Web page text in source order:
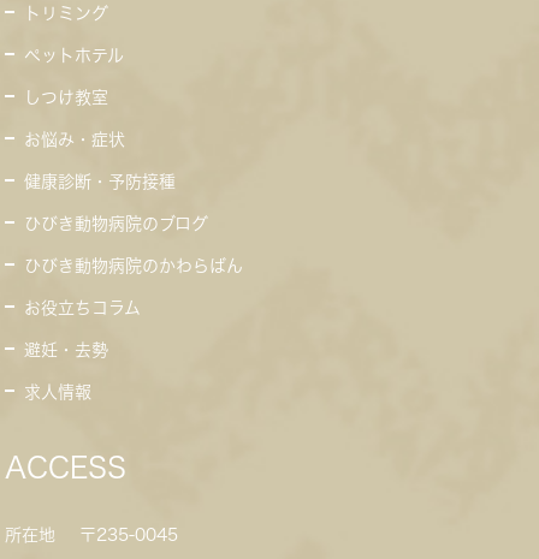
トリミング
ペットホテル
しつけ教室
お悩み・症状
健康診断・予防接種
ひびき動物病院のブログ
ひびき動物病院のかわらばん
お役立ちコラム
避妊・去勢
求人情報
ACCESS
所在地 〒235-0045